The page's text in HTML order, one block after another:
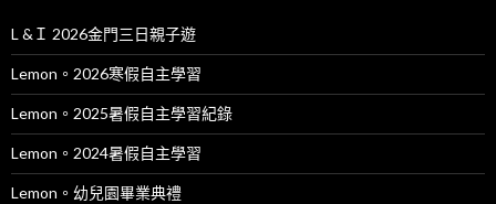
L &Ｉ 2026金門三日親子遊
Lemon。2026寒假自主學習
Lemon。2025暑假自主學習紀錄
Lemon。2024暑假自主學習
Lemon。幼兒園畢業典禮